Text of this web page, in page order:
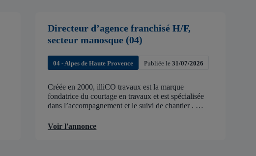
Directeur d’agence franchisé H/F,
secteur manosque (04)
04 - Alpes de Haute Provence Publiée le31/07/2026
Créée en 2000, illiCO travaux est la marque
fondatrice du courtage en travaux et est spécialisée
dans l’accompagnement et le suivi de chantier .
faciliter tous les projets […]
Voir l'annonce